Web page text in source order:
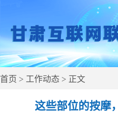
首页 > 工作动态 > 正文
这些部位的按摩